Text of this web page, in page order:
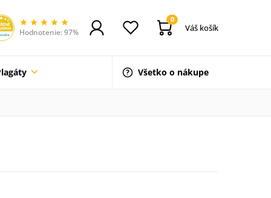
Hodnotenie: 97%
0
Váš košík
Všetko o nákupe